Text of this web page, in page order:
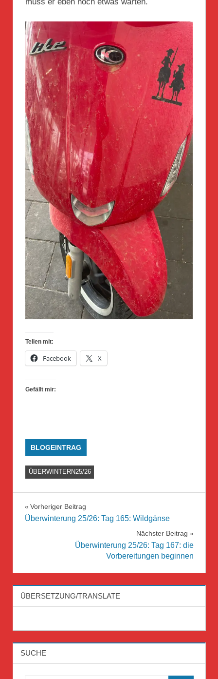
Teilen mit:
Facebook X
Gefällt mir:
BLOGEINTRAG
ÜBERWINTERN25/26
Beitragsnavigation
Vorheriger Beitrag
Überwinterung 25/26: Tag 165: Wildgänse
Nächster Beitrag
Überwinterung 25/26: Tag 167: die
Vorbereitungen beginnen
ÜBERSETZUNG/TRANSLATE
SUCHE